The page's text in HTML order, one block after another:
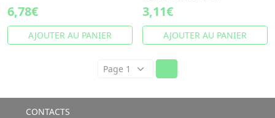
6,78€
AJOUTER AU PANIER
3,11€
AJOUTER AU PANIER
CONTACTS